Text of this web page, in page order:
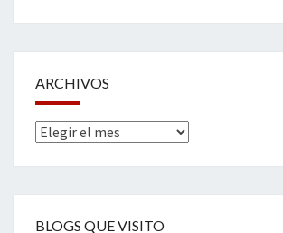
ARCHIVOS
Archivos
BLOGS QUE VISITO